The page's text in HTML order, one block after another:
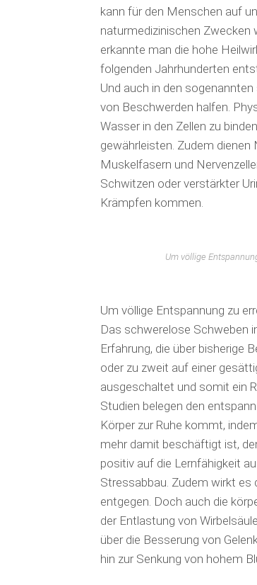
kann für den Menschen auf
naturmedizinischen
erkannte man die hohe
folgenden Jahr­hunderten
Und auch in den
von Beschwerden halfen.
Wasser in den Zellen zu
gewährleisten. Zudem dienen
Muskelfasern und
Schwitzen oder verstärkter
Krämpfen kommen.
Um völlige
Um völlige Entspannung zu
Das schwerelose Schweben
Erfahrung, die über bisherige
oder zu zweit auf einer
ausgeschaltet und somit ein
Stu­dien belegen den
Körper zur Ruhe kommt,
mehr damit beschäftigt ist,
positiv auf die Lernfähigkeit
Stressabbau. Zudem wirkt
entgegen. Doch auch die
der Entlastung von
über die Besserung von
hin zur Senkung von hohem